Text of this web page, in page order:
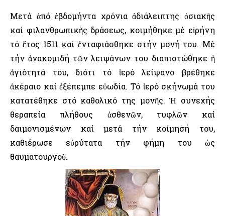
Μετά ἀπό ἑβδομήντα χρόνια ἀδιάλειπτης ὁσιακῆς
καί φιλανθρωπικῆς δράσεως, κοιμήθηκε μέ εἰρήνη
τό ἔτος 1511 καί ἐνταφιάσθηκε στήν μονή του. Μέ
τήν ἀνακομιδή τῶν λειψάνων του διαπιστώθηκε ἡ
ἁγιότητά του, διότι τό ἱερό λείψανο βρέθηκε
ἀκέραιο καί ἐξέπεμπε εὐωδία. Τό ἱερό σκήνωμά του
κατατέθηκε στό καθολικό της μονῆς. Ἡ συνεχής
θεραπεία πλήθους ἀσθενῶν, τυφλῶν καί
δαιμονισμένων καί μετά τήν κοίμησή του,
καθιέρωσε εὐρύτατα τήν φήμη του ὡς
θαυματουργοῦ.